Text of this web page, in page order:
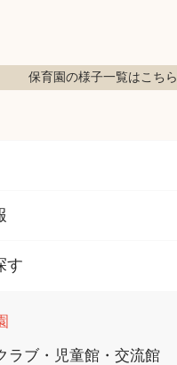
保育園の様子一覧はこちら
す
ラブ・児童館・交流館